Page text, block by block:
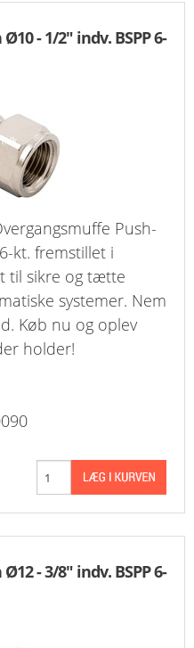
- 1/2" indv. BSPP 6-
Push-
kt. fremstillet i
til sikre og tætte
systemer. Nem
Køb nu og oplev
holder!
- 3/8" indv. BSPP 6-